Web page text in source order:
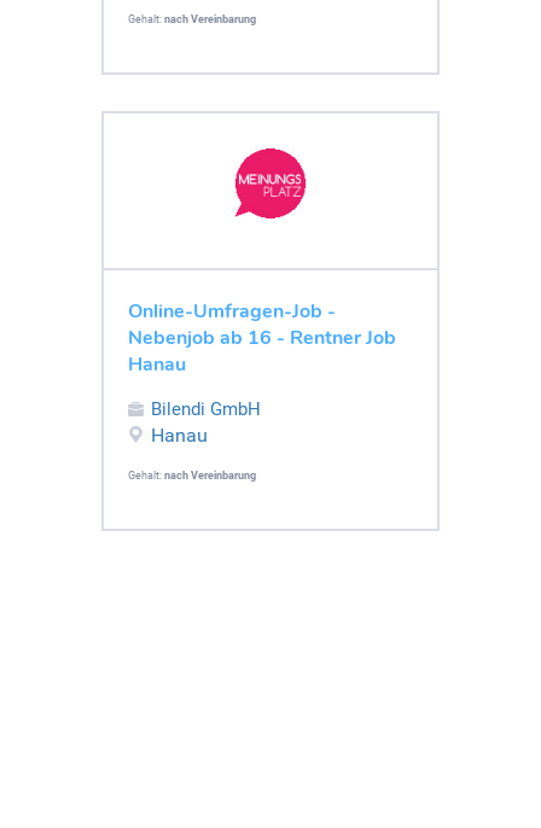
Gehalt: nach Vereinbarung
Online-Umfragen-Job -
Nebenjob ab 16 - Rentner Job
Hanau
Bilendi GmbH
Hanau
Gehalt: nach Vereinbarung